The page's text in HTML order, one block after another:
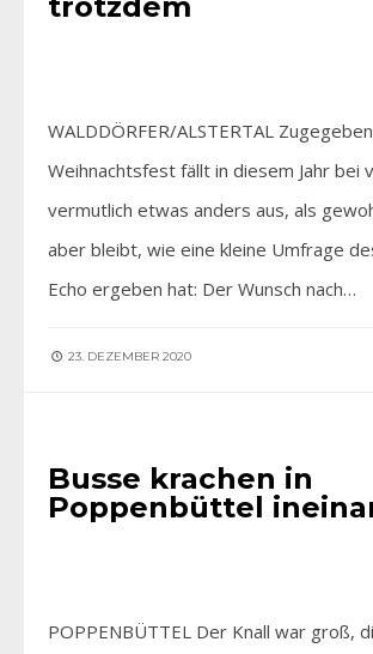
WALDDÖRFER/ALSTERTAL
Weihnachtsfest fällt in diesem Jahr bei
vermutlich etwas anders aus, als
aber bleibt, wie eine kleine Umfrage
Echo ergeben hat: Der Wunsch nach…
23. DEZEMBER 2020
Busse krachen in
Poppenbüttel
POPPENBÜTTEL Der Knall war groß,